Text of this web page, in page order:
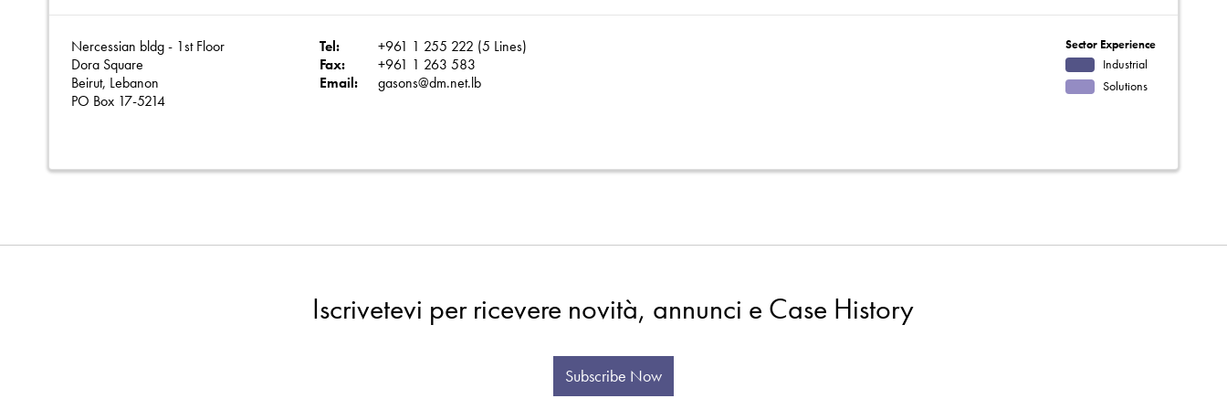
Nercessian bldg - 1st Floor
Dora Square
Beirut, Lebanon
PO Box 17-5214
Tel:
+961 1 255 222 (5 Lines)
Fax:
+961 1 263 583
Email:
gasons@dm.net.lb
Sector Experience
Industrial
Solutions
Iscrivetevi per ricevere novità, annunci e Case History
Subscribe Now